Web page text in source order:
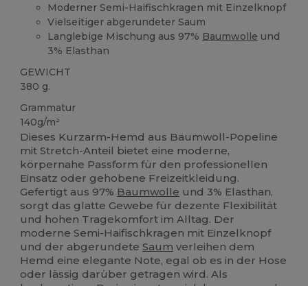
Moderner Semi-Haifischkragen mit Einzelknopf
Vielseitiger abgerundeter Saum
Langlebige Mischung aus 97% Baumwolle und
3% Elasthan
GEWICHT
380 g.
Grammatur
140g/m²
Dieses Kurzarm-Hemd aus Baumwoll-Popeline
mit Stretch-Anteil bietet eine moderne,
körpernahe Passform für den professionellen
Einsatz oder gehobene Freizeitkleidung.
Gefertigt aus 97% Baumwolle und 3% Elasthan,
sorgt das glatte Gewebe für dezente Flexibilität
und hohen Tragekomfort im Alltag. Der
moderne Semi-Haifischkragen mit Einzelknopf
und der abgerundeteSaum verleihen dem
Hemd eine elegante Note, egal ob es in der Hose
oder lässig darüber getragen wird. Als